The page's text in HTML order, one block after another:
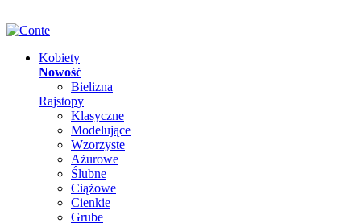
Kobiety
Nowość
Bielizna
Rajstopy
Klasyczne
Modelujące
Wzorzyste
Ażurowe
Ślubne
Ciążowe
Cienkie
Grube